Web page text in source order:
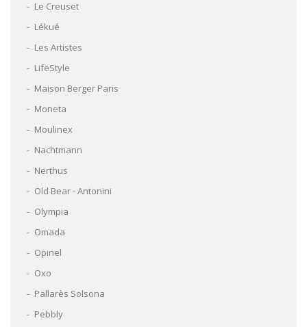
Le Creuset
Lékué
Les Artistes
LifeStyle
Maison Berger Paris
Moneta
Moulinex
Nachtmann
Nerthus
Old Bear - Antonini
Olympia
Omada
Opinel
Oxo
Pallarès Solsona
Pebbly